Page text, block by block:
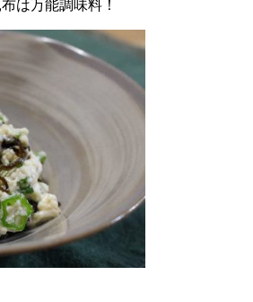
は万能調味料！